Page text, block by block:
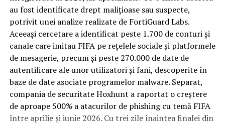
bagaje trase pe roți, curățenie zilnică, uneori mai multe
rezervări consecutive în aceeași săptămână. Această
frecvență ridicată de utilizare pune presiune reală pe
orice suprafață, iar pardoseala este printre primele
elemente afectate vizibil, mai ales în zona din jurul
patului și a ușii de acces.
În etapa de renovare sau construcție, administratorii
care iau în calcul mocheta trafic intenspentru zonele
cu rotație mare reduc riscul de uzură prematură și de
au fost identificate drept malițioase sau suspecte,
potrivit unei analize realizate de FortiGuard Labs.
Aceeași cercetare a identificat peste 1.700 de conturi și
canale care imitau FIFA pe rețelele sociale și platformele
de mesagerie, precum și peste 270.000 de date de
autentificare ale unor utilizatori și fani, descoperite în
baze de date asociate programelor malware. Separat,
compania de securitate Hoxhunt a raportat o creștere
de aproape 500% a atacurilor de phishing cu temă FIFA
între aprilie și iunie 2026. Cu trei zile înaintea finalei din